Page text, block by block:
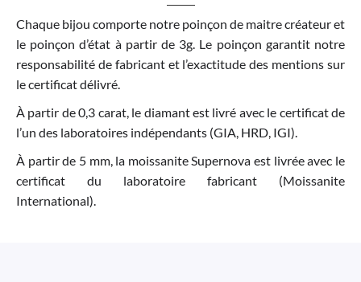
Chaque bijou comporte notre poinçon de maitre créateur et
le poinçon d’état à partir de 3g. Le poinçon garantit notre
responsabilité de fabricant et l’exactitude des mentions sur
le certificat délivré.
À partir de 0,3 carat, le diamant est livré avec le certificat de
l’un des laboratoires indépendants (GIA, HRD, IGI).
À partir de 5 mm, la moissanite Supernova est livrée avec le
certificat du laboratoire fabricant (Moissanite
International).